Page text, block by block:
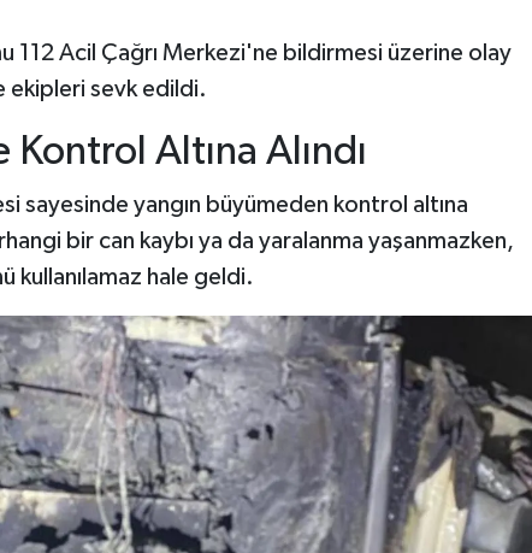
112 Acil Çağrı Merkezi'ne bildirmesi üzerine olay
ekipleri sevk edildi.
Kontrol Altına Alındı
sayesinde yangın büyümeden kontrol altına
bir can kaybı ya da yaralanma yaşanmazken,
kullanılamaz hale geldi.